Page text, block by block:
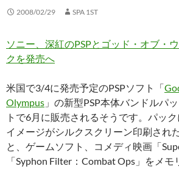
2008/02/29 SPA 1ST
ソニー、深紅のPSPとゴッド・オブ・
クを発売へ
米国で3/4に発売予定のPSPソフト「
Olympus 」の新型PSP本体バンドルパ
トで6月に販売されるそうです。パッ
イメージがシルクスクリーン印刷され
と、ゲームソフト、コメディ映画「
「Syphon Filter：Combat Ops」をメ